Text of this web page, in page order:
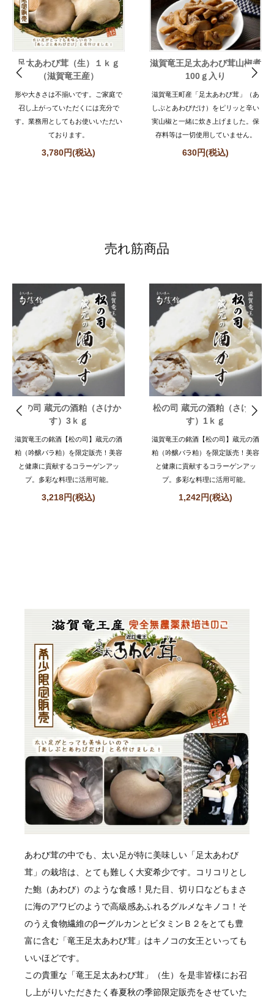
足太あわび茸（生）１ｋｇ
（滋賀竜王産）
形や大きさは不揃いです。ご家庭で
召し上がっていただくには充分で
す。業務用としてもお使いいただい
ております。
3,780円(税込)
滋賀竜王足太あわび茸山椒煮
100ｇ入り
滋賀竜王町産「足太あわび茸」（あ
しぶとあわびだけ）をピリッと辛い
実山椒と一緒に炊き上げました。保
存料等は一切使用していません。
630円(税込)
売れ筋商品
松の司 蔵元の酒粕（さけか
す）3ｋｇ
滋賀竜王の銘酒【松の司】蔵元の酒
粕（吟醸バラ粕）を限定販売！美容
と健康に貢献するコラーゲンアッ
プ。多彩な料理に活用可能。
3,218円(税込)
松の司 蔵元の酒粕（さけか
す）1ｋｇ
滋賀竜王の銘酒【松の司】蔵元の酒
粕（吟醸バラ粕）を限定販売！美容
と健康に貢献するコラーゲンアッ
プ。多彩な料理に活用可能。
1,242円(税込)
あわび茸の中でも、太い足が特に美味しい「足太あわび
茸」の栽培は、とても難しく大変希少です。コリコリとし
た鮑（あわび）のような食感！見た目、切り口などもまさ
に海のアワビのようで高級感あふれるグルメなキノコ！そ
のうえ食物繊維のβーグルカンとビタミンＢ２をとても豊
富に含む「竜王足太あわび茸」はキノコの女王といっても
いいほどです。
この貴重な「竜王足太あわび茸」（生）を是非皆様にお召
し上がりいただきたく春夏秋の季節限定販売をさせていた